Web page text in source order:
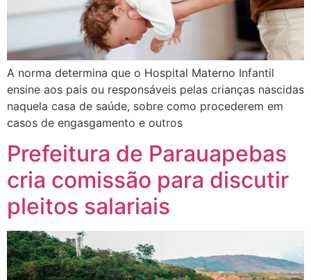
A norma determina que o Hospital Materno Infantil
ensine aos pais ou responsáveis pelas crianças nascidas
naquela casa de saúde, sobre como procederem em
casos de engasgamento e outros
Prefeitura de Parauapebas
cria comissão para discutir
pleitos salariais